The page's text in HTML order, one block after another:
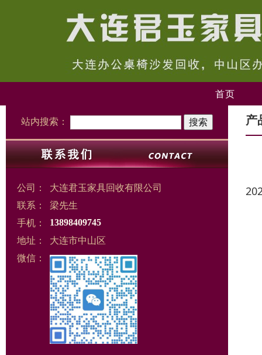
首页
站内搜索：
公司：
大连君玉家具回收有限公司
联系：
梁先生
手机：
13898409745
地址：
大连市中山区
微信：
产